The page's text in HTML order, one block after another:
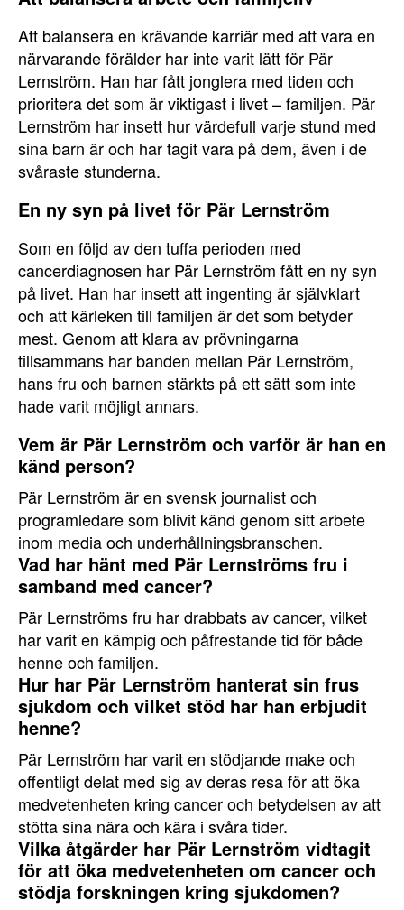
Att balansera en krävande karriär med att vara en
närvarande förälder har inte varit lätt för Pär
Lernström. Han har fått jonglera med tiden och
prioritera det som är viktigast i livet – familjen. Pär
Lernström har insett hur värdefull varje stund med
sina barn är och har tagit vara på dem, även i de
svåraste stunderna.
En ny syn på livet för Pär Lernström
Som en följd av den tuffa perioden med
cancerdiagnosen har Pär Lernström fått en ny syn
på livet. Han har insett att ingenting är självklart
och att kärleken till familjen är det som betyder
mest. Genom att klara av prövningarna
tillsammans har banden mellan Pär Lernström,
hans fru och barnen stärkts på ett sätt som inte
hade varit möjligt annars.
Vem är Pär Lernström och varför är han en
känd person?
Pär Lernström är en svensk journalist och
programledare som blivit känd genom sitt arbete
inom media och underhållningsbranschen.
Vad har hänt med Pär Lernströms fru i
samband med cancer?
Pär Lernströms fru har drabbats av cancer, vilket
har varit en kämpig och påfrestande tid för både
henne och familjen.
Hur har Pär Lernström hanterat sin frus
sjukdom och vilket stöd har han erbjudit
henne?
Pär Lernström har varit en stödjande make och
offentligt delat med sig av deras resa för att öka
medvetenheten kring cancer och betydelsen av att
stötta sina nära och kära i svåra tider.
Vilka åtgärder har Pär Lernström vidtagit
för att öka medvetenheten om cancer och
stödja forskningen kring sjukdomen?